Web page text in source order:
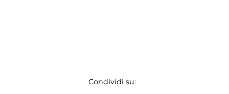
Condividi su: